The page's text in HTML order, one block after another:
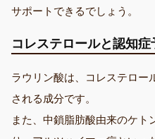
サポートできるでしょう。
コレステロールと認知
ラウリン酸は、コレステロー
される成分です。
また、中鎖脂肪酸由来のケト